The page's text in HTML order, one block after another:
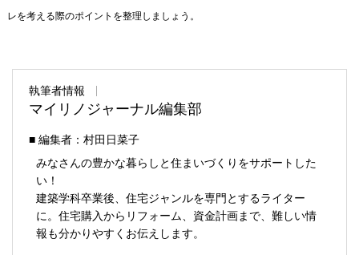
レを考える際のポイントを整理しましょう。
執筆者情報
マイリノジャーナル編集部
■ 編集者：村田日菜子
みなさんの豊かな暮らしと住まいづくりをサポートした
い！
建築学科卒業後、住宅ジャンルを専門とするライター
に。住宅購入からリフォーム、資金計画まで、難しい情
報も分かりやすくお伝えします。